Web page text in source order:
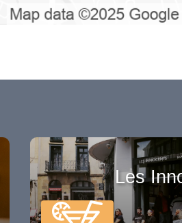
Les